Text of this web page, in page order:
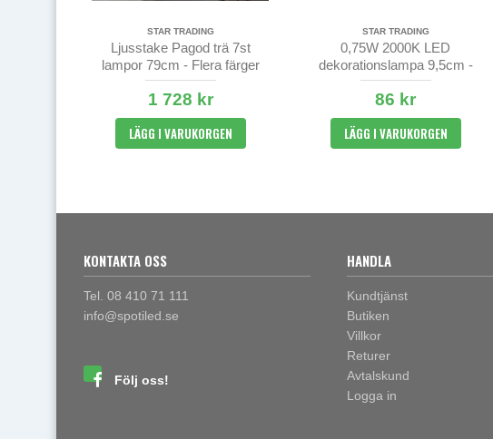
STAR TRADING
Ljusstake Pagod trä 7st
lampor 79cm - Flera färger
1 728 kr
LÄGG I VARUKORGEN
STAR TRADING
0,75W 2000K LED
dekorationslampa 9,5cm -
Soft Glow - amber - ej dimbar
86 kr
LÄGG I VARUKORGEN
KONTAKTA OSS
Tel. 08 410 71 111
info@spotiled.se
Följ oss!
HANDLA
Kundtjänst
Butiken
Villkor
Returer
Avtalskund
Logga in